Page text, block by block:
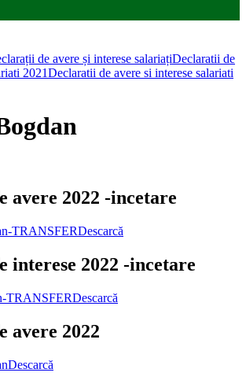
de avere și interese salariațiDeclaratii de
2021Declaratii de avere si interese salariati
avere 2022 -incetare
TRANSFERDescarcă
interese 2022 -incetare
TRANSFERDescarcă
avere 2022
Descarcă